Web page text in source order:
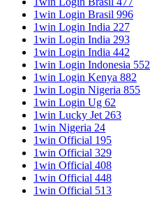
1win Login Brasil 996
1win Login India 227
1win Login India 293
1win Login India 442
1win Login Indonesia 552
1win Login Kenya 882
1win Login Nigeria 855
1win Login Ug 62
1win Lucky Jet 263
1win Nigeria 24
1win Official 195
1win Official 329
1win Official 408
1win Official 448
1win Official 513